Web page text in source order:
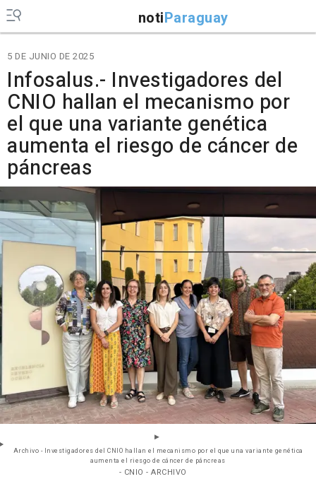
notiParaguay
5 DE JUNIO DE 2025
Infosalus.- Investigadores del
CNIO hallan el mecanismo por
el que una variante genética
aumenta el riesgo de cáncer de
páncreas
Archivo - Investigadores del CNIO hallan el mecanismo por el que una variante genética
aumenta el riesgo de cáncer de páncreas
- CNIO - ARCHIVO